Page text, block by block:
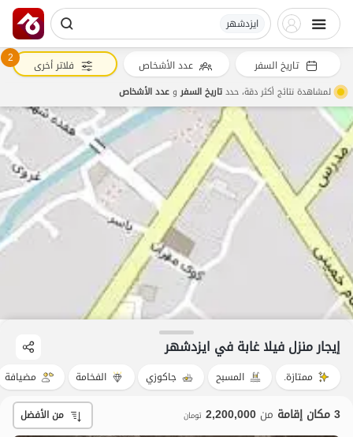
ایزدشهر
إيجار منزل فيلا غابة في ایزدشهر
ممتازة. المسبح جاكوزي الفخامة مضيافة
3 مكان إقامة من 2,200,000 تومان من الأفضل
تاريخ السفر عدد الأشخاص 2 فلاتر أخرى
لمشاهدة نتائج أكثر دقة، حددتاريخ السفروعدد الأشخاص